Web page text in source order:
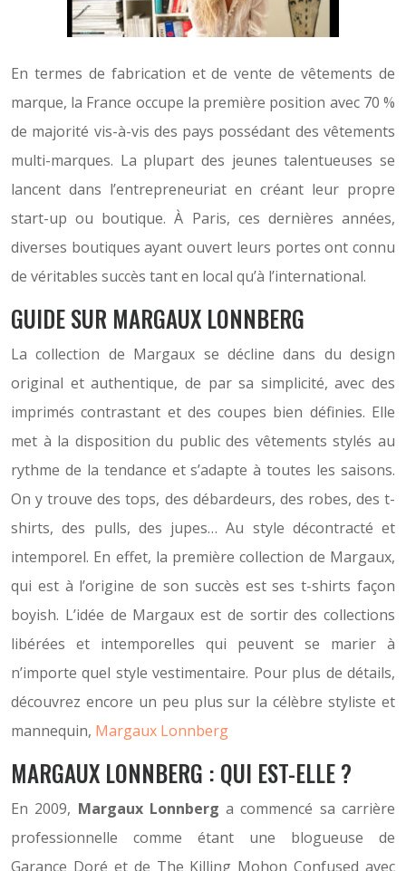
En termes de fabrication et de vente de vêtements de
marque, la France occupe la première position avec 70 %
de majorité vis-à-vis des pays possédant des vêtements
multi-marques. La plupart des jeunes talentueuses se
lancent dans l’entrepreneuriat en créant leur propre
start-up ou boutique. À Paris, ces dernières années,
diverses boutiques ayant ouvert leurs portes ont connu
de véritables succès tant en local qu’à l’international.
GUIDE SUR MARGAUX LONNBERG
La collection de Margaux se décline dans du design
original et authentique, de par sa simplicité, avec des
imprimés contrastant et des coupes bien définies. Elle
met à la disposition du public des vêtements stylés au
rythme de la tendance et s’adapte à toutes les saisons.
On y trouve des tops, des débardeurs, des robes, des t-
shirts, des pulls, des jupes… Au style décontracté et
intemporel. En effet, la première collection de Margaux,
qui est à l’origine de son succès est ses t-shirts façon
boyish. L’idée de Margaux est de sortir des collections
libérées et intemporelles qui peuvent se marier à
n’importe quel style vestimentaire. Pour plus de détails,
découvrez encore un peu plus sur la célèbre styliste et
mannequin, Margaux Lonnberg
MARGAUX LONNBERG : QUI EST-ELLE ?
En 2009, Margaux Lonnberga commencé sa carrière
professionnelle comme étant une blogueuse de
Garance Doré et de The Killing Mohon Confused avec